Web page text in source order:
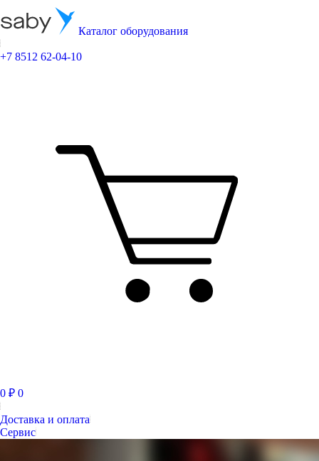
Каталог оборудования
+7 8512 62-04-10
0 ₽ 0
Доставка и оплата
Сервис